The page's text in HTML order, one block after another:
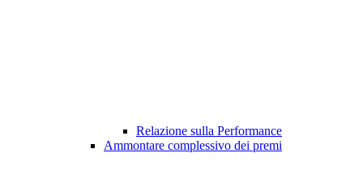
Relazione sulla Performance
Ammontare complessivo dei premi